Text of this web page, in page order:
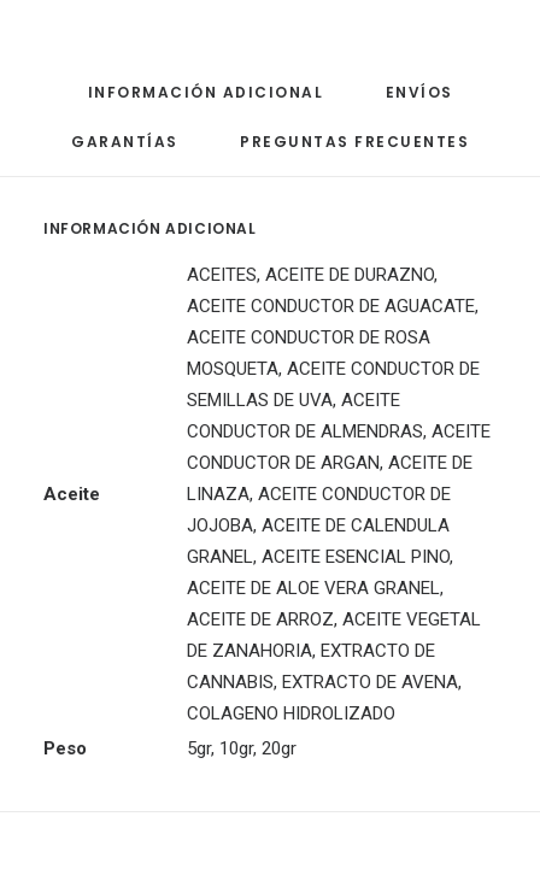
INFORMACIÓN ADICIONAL ENVÍOS
GARANTÍAS PREGUNTAS FRECUENTES
INFORMACIÓN ADICIONAL
Aceite
ACEITES, ACEITE DE DURAZNO,
ACEITE CONDUCTOR DE AGUACATE,
ACEITE CONDUCTOR DE ROSA
MOSQUETA, ACEITE CONDUCTOR DE
SEMILLAS DE UVA, ACEITE
CONDUCTOR DE ALMENDRAS, ACEITE
CONDUCTOR DE ARGAN, ACEITE DE
LINAZA, ACEITE CONDUCTOR DE
JOJOBA, ACEITE DE CALENDULA
GRANEL, ACEITE ESENCIAL PINO,
ACEITE DE ALOE VERA GRANEL,
ACEITE DE ARROZ, ACEITE VEGETAL
DE ZANAHORIA, EXTRACTO DE
CANNABIS, EXTRACTO DE AVENA,
COLAGENO HIDROLIZADO
Peso
5gr, 10gr, 20gr